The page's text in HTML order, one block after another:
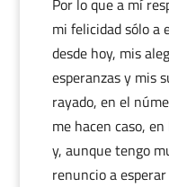
Por lo que a mí
mi felicidad sólo a
desde hoy, mis
esperanzas y mis
rayado, en el
me hacen caso,
y, aunque tengo
renuncio a